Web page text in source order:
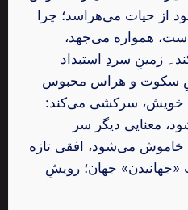
از حیات می‌هراسد؛ چرا
همواره می‌جهد،
زمینِ سردِ استبداد
سکوت و هراس محبوس
خویش، سرکشی می‌کند:
معنایی دیگر سر
خاموش می‌شود، افقی تازه
جهان؛ رویشِ